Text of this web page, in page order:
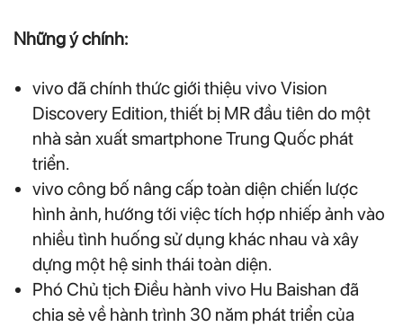
Những ý chính:
vivo đã chính thức giới thiệu vivo Vision
Discovery Edition, thiết bị MR đầu tiên do một
nhà sản xuất smartphone Trung Quốc phát
triển.
vivo công bố nâng cấp toàn diện chiến lược
hình ảnh, hướng tới việc tích hợp nhiếp ảnh vào
nhiều tình huống sử dụng khác nhau và xây
dựng một hệ sinh thái toàn diện.
Phó Chủ tịch Điều hành vivo Hu Baishan đã
chia sẻ về hành trình 30 năm phát triển của